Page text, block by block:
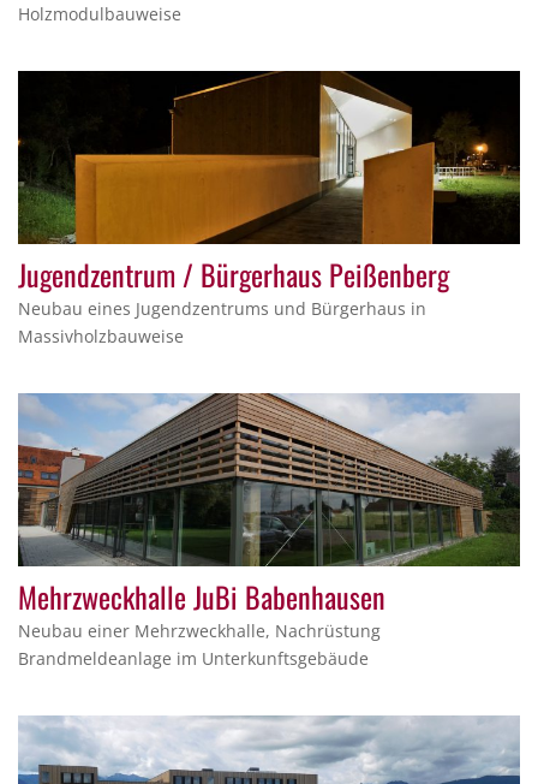
Holzmodulbauweise
Jugendzentrum / Bürgerhaus Peißenberg
Neubau eines Jugendzentrums und Bürgerhaus in
Massivholzbauweise
Mehrzweckhalle JuBi Babenhausen
Neubau einer Mehrzweckhalle, Nachrüstung
Brandmeldeanlage im Unterkunftsgebäude